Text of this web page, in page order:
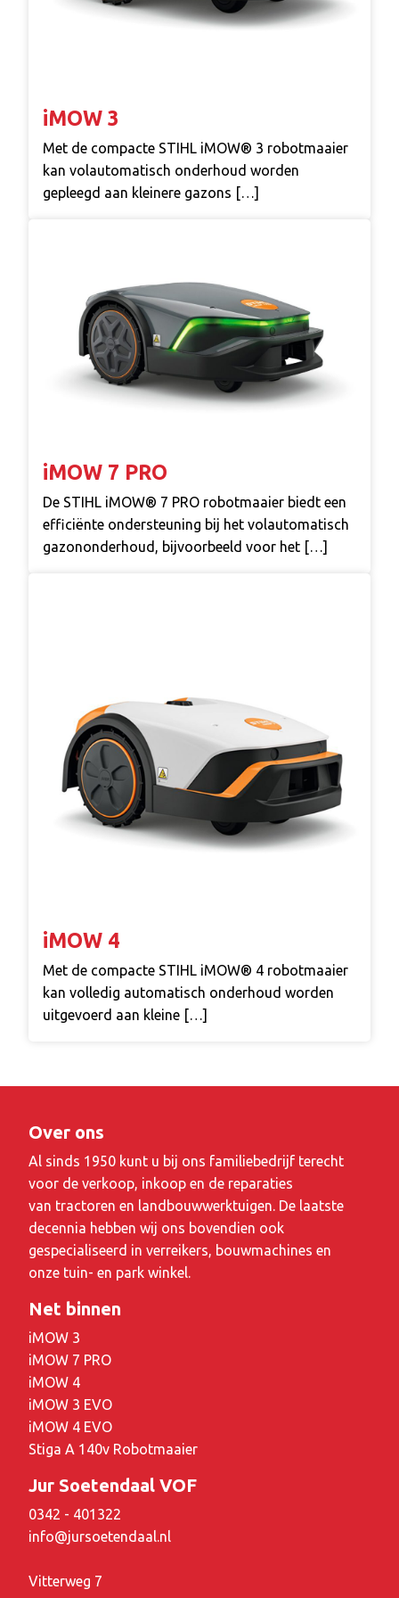
iMOW 3
Met de compacte STIHL iMOW® 3 robotmaaier
kan volautomatisch onderhoud worden
gepleegd aan kleinere gazons […]
iMOW 7 PRO
De STIHL iMOW® 7 PRO robotmaaier biedt een
efficiënte ondersteuning bij het volautomatisch
gazononderhoud, bijvoorbeeld voor het […]
iMOW 4
Met de compacte STIHL iMOW® 4 robotmaaier
kan volledig automatisch onderhoud worden
uitgevoerd aan kleine […]
Over ons
Al sinds 1950 kunt u bij ons familiebedrijf terecht
voor de verkoop, inkoop en de reparaties
van tractoren en landbouwwerktuigen. De laatste
decennia hebben wij ons bovendien ook
gespecialiseerd in verreikers, bouwmachines en
onze tuin- en park winkel.
Net binnen
iMOW 3
iMOW 7 PRO
iMOW 4
iMOW 3 EVO
iMOW 4 EVO
Stiga A 140v Robotmaaier
Jur Soetendaal VOF
0342 - 401322
info@jursoetendaal.nl
Vitterweg 7